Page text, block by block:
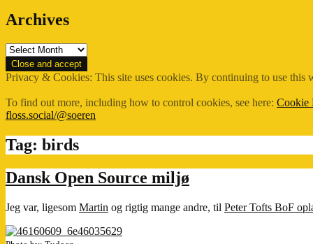
Archives
Archives
Privacy & Cookies: This site uses cookies. By continuing to use this
To find out more, including how to control cookies, see here: Cookie
floss.social/@soeren
Tag: birds
Dansk Open Source miljø
Jeg var, ligesom Martin og rigtig mange andre, til Peter Tofts BoF